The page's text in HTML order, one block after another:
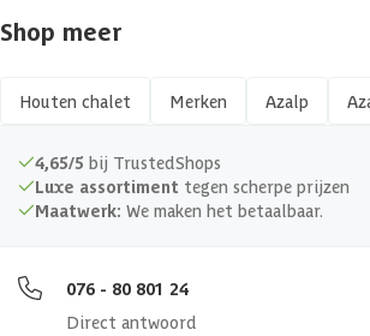
Gespiegeld te monteren
Isolatieglas
Soort dak
Afmetingen (bxl)
Materiaal dak
Shop meer
Houten chalet Merken Azalp
4,65/5 bij TrustedShops
Luxe assortiment tegen scherpe prijzen
Maatwerk: We maken het betaalbaar.
076 - 80 801 24
Direct antwoord